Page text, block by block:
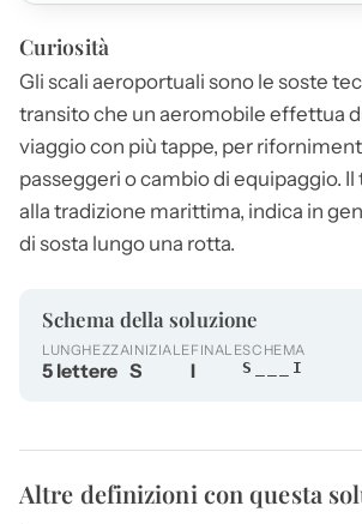
Curiosità
Gli scali aeroportuali sono le soste
transito che un aeromobile effettua
viaggio con più tappe, per
passeggeri o cambio di equipaggio.
alla tradizione marittima, indica in
di sosta lungo una rotta.
Schema della soluzione
LUNGHEZZA
5 lettere
INIZIALE
S
FINALE
I
SCHEMA
S___I
Altre definizioni con questa